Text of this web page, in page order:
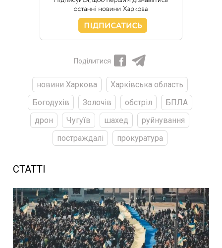
Поділитися
новини Харкова
Харківська область
Богодухів
Золочів обстріл
БПЛА
дрон
Чугуїв шахед
руйнування
постраждалі
прокуратура
СТАТТІ